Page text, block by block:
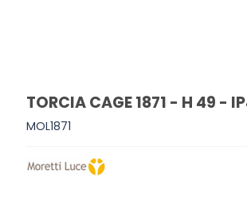
TORCIA CAGE 1871 - H 49 -
MOL1871